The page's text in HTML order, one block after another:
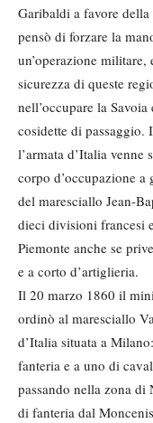
Garibaldi a favore
pensò di forzare la
un’operazione militare,
sicurezza di queste
nell’occupare la
cosidette di
l’armata d’Italia venne
corpo d’occupazione
del maresciallo Jean-
dieci divisioni francesi
Piemonte anche se
e a corto d’artiglieria.
Il 20 marzo 1860 il
ordinò al maresciallo
d’Italia situata a
fanteria e a uno di
passando nella zona di
di fanteria dal